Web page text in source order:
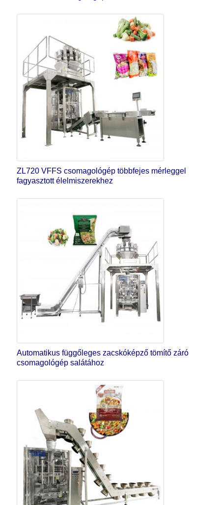
ZL720 VFFS csomagológép többfejes mérleggel
fagyasztott élelmiszerekhez
Automatikus függőleges zacskóképző tömítő záró
csomagológép salátához